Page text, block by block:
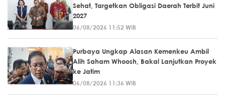
Sehat, Targetkan Obligasi Daerah Terbit Juni
2027
06/08/2026 11:52 WIB
Purbaya Ungkap Alasan Kemenkeu Ambil
Alih Saham Whoosh, Bakal Lanjutkan Proyek
ke Jatim
06/08/2026 11:36 WIB